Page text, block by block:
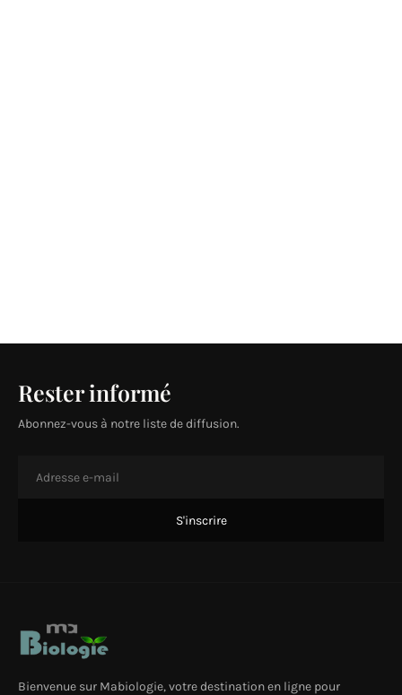
Rester informé
Abonnez-vous à notre liste de diffusion.
Bienvenue sur Mabiologie, votre destination en ligne pour